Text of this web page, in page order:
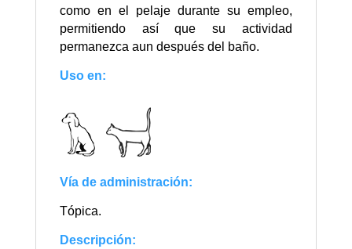
como en el pelaje durante su empleo,
permitiendo así que su actividad
permanezca aun después del baño.
Uso en:
Vía de administración:
Tópica.
Descripción: